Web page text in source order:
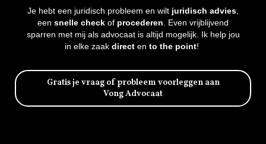
Je hebt een juridisch probleem en wilt juridisch advies
een snelle check of procederen . Even vrijblijvend
sparren met mij als advocaat is altijd mogelijk. Ik help jou
in elke zaak direct en to the point!
Gratis je vraag of probleem voorleggen aan
Vong Advocaat